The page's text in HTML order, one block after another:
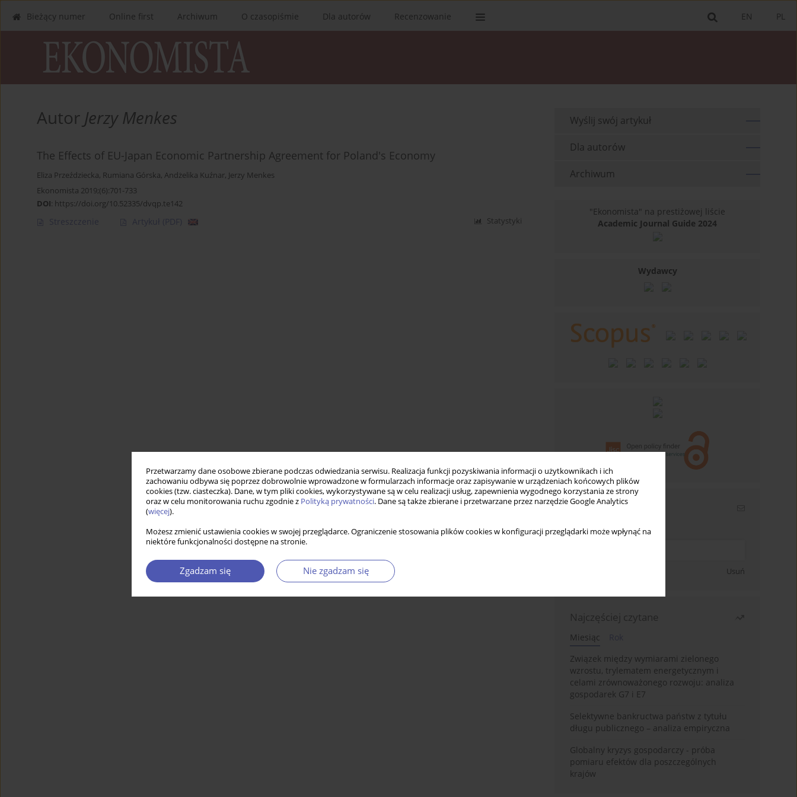
Przetwarzamy dane osobowe zbierane podczas odwiedzania serwisu. Realizacja funkcji pozyskiwania informacji o użytkownikach i ich
zachowaniu odbywa się poprzez dobrowolnie wprowadzone w formularzach informacje oraz zapisywanie w urządzeniach końcowych plików
cookies (tzw. ciasteczka). Dane, w tym pliki cookies, wykorzystywane są w celu realizacji usług, zapewnienia wygodnego korzystania ze strony
oraz w celu monitorowania ruchu zgodnie z Polityką prywatności. Dane są także zbierane i przetwarzane przez narzędzie Google Analytics
(więcej).
Możesz zmienić ustawienia cookies w swojej przeglądarce. Ograniczenie stosowania plików cookies w konfiguracji przeglądarki może wpłynąć na
niektóre funkcjonalności dostępne na stronie.
Zgadzam się Nie zgadzam się
PL
EN
Bieżący numer Online first Archiwum O czasopiśmie Dla autorów Recenzowanie
Autor Jerzy Menkes
The Effects of EU-Japan Economic Partnership Agreement for Poland's Economy
Eliza Przeździecka, Rumiana Górska, Andżelika Kuźnar, Jerzy Menkes
Ekonomista 2019;(6):701-733
DOI: https://doi.org/10.52335/dvqp.te142
Streszczenie Artykuł (PDF) Statystyki
Wyślij swój artykuł
Dla autorów
Archiwum
"Ekonomista" na prestiżowej liście
Academic Journal Guide 2024
Wydawcy
Newsletter
Wpisz swój adres email
Usuń
Najczęściej czytane
Miesiąc
Związek między wymiarami zielonego
wzrostu, trylematem energetycznym i
celami zrównoważonego rozwoju: analiza
gospodarek G7 i E7
Selektywne bankructwa państw z tytułu
długu publicznego – analiza empiryczna
Globalny kryzys gospodarczy - próba
pomiaru efektów dla poszczególnych
krajów